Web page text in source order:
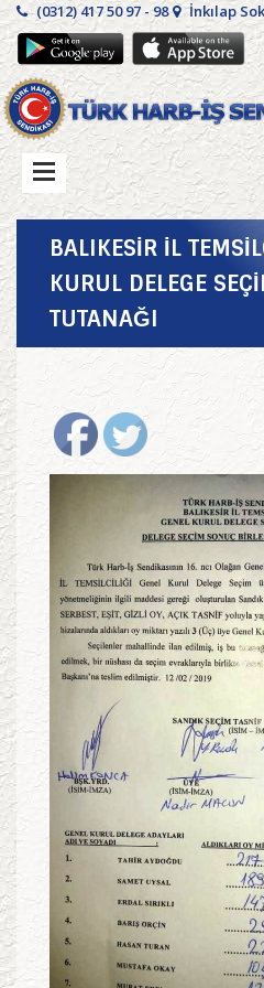
(0312) 417 50 97 - 98 İnkılap
BALIKESİR İL
KURUL DELEGE
TUTANAĞI